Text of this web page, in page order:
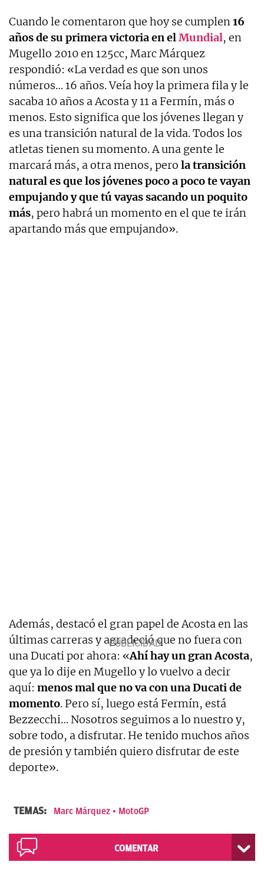
Cuando le comentaron que hoy se cumplen16
años de su primera victoria en elMundial, en
Mugello 2010 en 125cc, Marc Márquez
respondió: «La verdad es que son unos
números… 16 años. Veía hoy la primera fila y le
sacaba 10 años a Acosta y 11 a Fermín, más o
menos. Esto significa que los jóvenes llegan y
es una transición natural de la vida. Todos los
atletas tienen su momento. A una gente le
marcará más, a otra menos, pero la transición
natural es que los jóvenes poco a poco te vayan
empujando y que tú vayas sacando un poquito
más, pero habrá un momento en el que te irán
apartando más que empujando».
Además, destacó el gran papel de Acosta en las
últimas carreras y agradeció que no fuera con
una Ducati por ahora: «Ahí hay un gran Acosta,
que ya lo dije en Mugello y lo vuelvo a decir
aquí: menos mal que no va con una Ducati de
momento. Pero sí, luego está Fermín, está
Bezzecchi… Nosotros seguimos a lo nuestro y,
sobre todo, a disfrutar. He tenido muchos años
de presión y también quiero disfrutar de este
deporte».
TEMAS: Marc Márquez MotoGP
COMENTAR